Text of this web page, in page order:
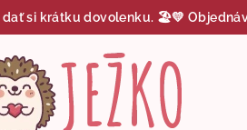
si krátku dovolenku. 🏖️💛